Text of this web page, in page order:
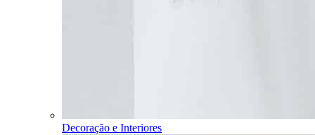
Decoração e Interiores